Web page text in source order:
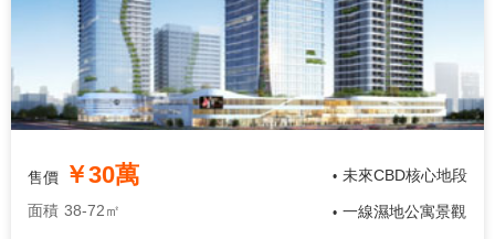
售價 ￥30萬
面積 38-72㎡
• 未來CBD核心地段
• 一線濕地公寓景觀